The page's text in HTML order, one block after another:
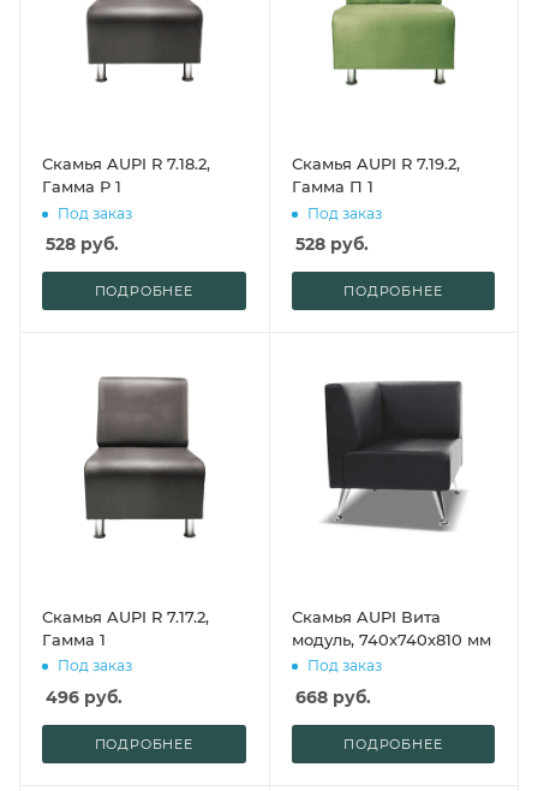
Скамья AUPI R 7.18.2,
Гамма Р 1
Под заказ
528 руб.
ПОДРОБНЕЕ
Скамья AUPI R 7.19.2,
Гамма П 1
Под заказ
528руб.
ПОДРОБНЕЕ
Скамья AUPI R 7.17.2,
Гамма 1
Под заказ
496 руб.
ПОДРОБНЕЕ
Скамья AUPI Вита
модуль, 740х740х810 мм
Под заказ
668руб.
ПОДРОБНЕЕ